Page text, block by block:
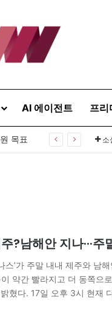
AI 에이전트 프리
목표 소
?남해안 지나···주
스’가 주말 내내 제주와 남
약간 빨라지고 더 동쪽으
혔다. 17일 오후 3시 현재